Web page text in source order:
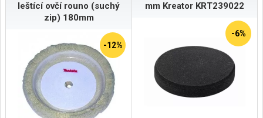
leštící ovčí rouno (suchý
zip) 180mm
-12%
mm Kreator KRT239022
-6%